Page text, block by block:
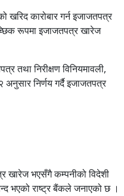
खरिद कारोबार गर्न इजाजतपत्र
रूपमा इजाजतपत्र खारेज
तथा निरीक्षण विनियमावली,
निर्णय गर्दै इजाजतपत्र
खारेज भएसँगै कम्पनीको विदेशी
भएको राष्ट्र बैंकले जनाएको छ ।